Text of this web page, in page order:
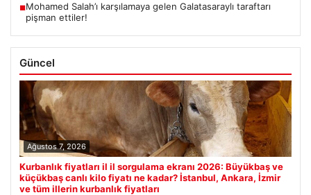
■Mohamed Salah’ı karşılamaya gelen Galatasaraylı taraftarı
pişman ettiler!
Güncel
Ağustos 7, 2026
Kurbanlık fiyatları il il sorgulama ekranı 2026: Büyükbaş ve
küçükbaş canlı kilo fiyatı ne kadar? İstanbul, Ankara, İzmir
ve tüm illerin kurbanlık fiyatları